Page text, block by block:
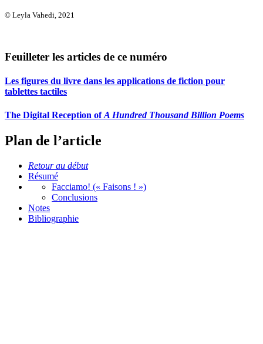
© Leyla Vahedi, 2021
Feuilleter les articles de ce numéro
Les figures du livre dans les applications de fiction pour
tablettes tactiles
The Digital Reception ofA Hundred Thousand Billion Poems
Plan de l’article
Retour au début
Résumé
Facciamo! (« Faisons ! »)
Conclusions
Notes
Bibliographie